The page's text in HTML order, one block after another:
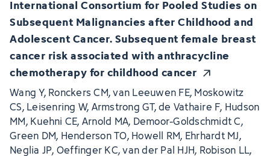
International Consortium for Pooled Studies on
Subsequent Malignancies after Childhood and
Adolescent Cancer. Subsequent female breast
cancer risk associated with anthracycline
chemotherapy for childhood cancer
Wang Y, Ronckers CM, van Leeuwen FE, Moskowitz
CS, Leisenring W, Armstrong GT, de Vathaire F, Hudson
MM, Kuehni CE, Arnold MA, Demoor-Goldschmidt C,
Green DM, Henderson TO, Howell RM, Ehrhardt MJ,
Neglia JP, Oeffinger KC, van der Pal HJH, Robison LL,